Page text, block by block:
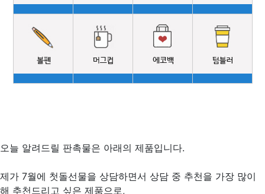
오늘 알려드릴 판촉물은 아래의 제품입니다.
제가 7월에 첫돌선물을 상담하면서 상담 중 추천을 가장 많이
해 추천드리고 싶은 제품으로,